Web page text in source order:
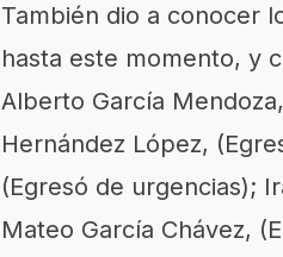
También dio a conocer
hasta este momento, y
Alberto García
Hernández López,
(Egresó de urgencias);
Mateo García Chávez,